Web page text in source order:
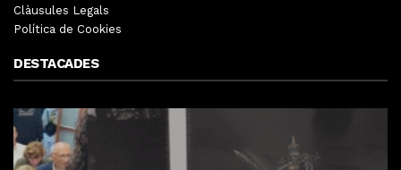
Clàusules Legals
Política de Cookies
DESTACADES